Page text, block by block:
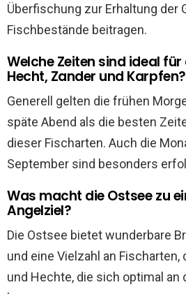
Überfischung zur Erhaltung der
Fischbestände beitragen.
Welche Zeiten sind ideal
Hecht, Zander und Karpfen?
Generell gelten die frühen
späte Abend als die besten
dieser Fischarten. Auch die
September sind besonders
Was macht die Ostsee zu
Angelziel?
Die Ostsee bietet wunderbare
und eine Vielzahl an Fischarten,
und Hechte, die sich optimal an